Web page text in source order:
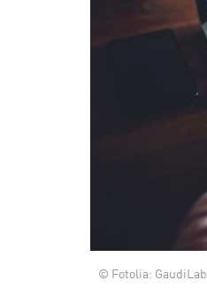
© Fotolia: GaudiLab